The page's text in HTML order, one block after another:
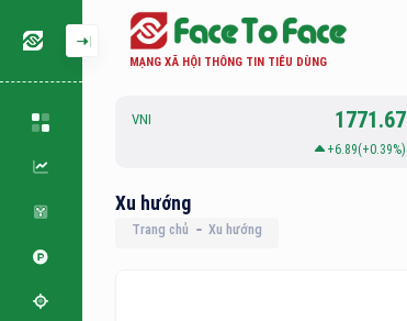
MẠNG XÃ HỘI THÔNG TIN TIÊU DÙNG
126.92 VNI 1771.67
+6.89(+0.39%)
Xu hướng
Trang chủ Xu hướng